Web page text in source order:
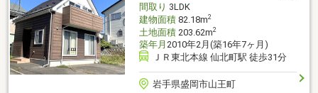
間取り 3LDK
建物面積82.18m2
土地面積203.62m2
築年月 2010年2月(築16年7ヶ月)
ＪＲ東北本線 仙北町駅 徒歩31分
岩手県盛岡市山王町